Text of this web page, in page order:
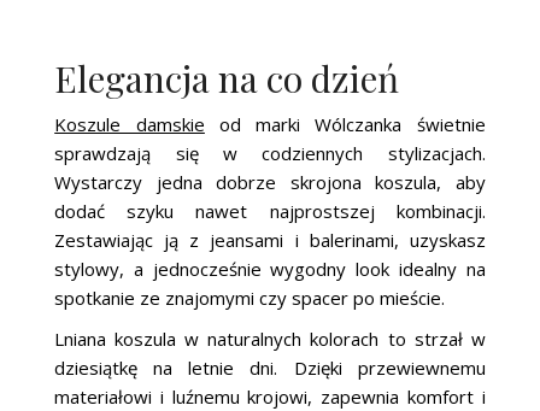
Elegancja na co dzień
Koszule damskie od marki Wólczanka świetnie
sprawdzają się w codziennych stylizacjach.
Wystarczy jedna dobrze skrojona koszula, aby
dodać szyku nawet najprostszej kombinacji.
Zestawiając ją z jeansami i balerinami, uzyskasz
stylowy, a jednocześnie wygodny look idealny na
spotkanie ze znajomymi czy spacer po mieście.
Lniana koszula w naturalnych kolorach to strzał w
dziesiątkę na letnie dni. Dzięki przewiewnemu
materiałowi i luźnemu krojowi, zapewnia komfort i